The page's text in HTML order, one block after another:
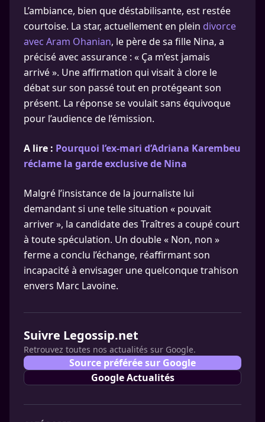
L’ambiance, bien que déstabilisante, est restée
courtoise. La star, actuellement en plein divorce
avec Aram Ohanian, le père de sa fille Nina, a
précisé avec assurance : « Ça m’est jamais
arrivé ». Une affirmation qui visait à clore le
débat sur son passé tout en protégeant son
présent. La réponse se voulait sans équivoque
pour l’audience de l’émission.
A lire : Pourquoi l’ex-mari d’Adriana Karembeu
réclame la garde exclusive de Nina
Malgré l’insistance de la journaliste lui
demandant si une telle situation « pouvait
arriver », la candidate des Traîtres a coupé court
à toute spéculation. Un double « Non, non »
ferme a conclu l’échange, réaffirmant son
incapacité à envisager une quelconque trahison
envers Marc Lavoine.
Suivre Legossip.net
Retrouvez toutes nos actualités sur Google.
Source préférée sur Google
Google Actualités